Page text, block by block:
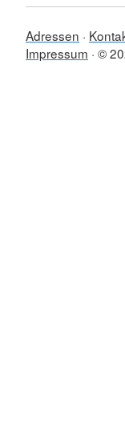
Adressen
Impressum ©